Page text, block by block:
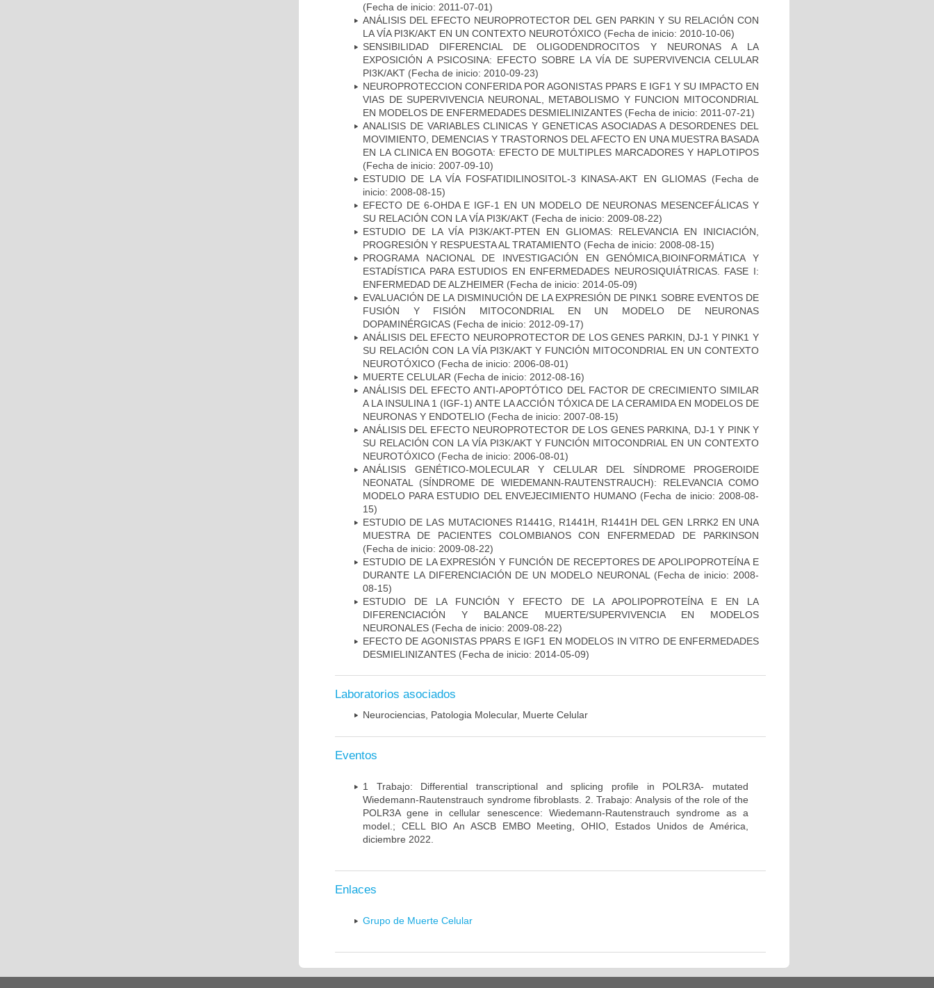
(Fecha de inicio: 2011-07-01)
ANÁLISIS DEL EFECTO NEUROPROTECTOR DEL GEN PARKIN Y SU RELACIÓN CON
LA VÍA PI3K/AKT EN UN CONTEXTO NEUROTÓXICO (Fecha de inicio: 2010-10-06)
SENSIBILIDAD DIFERENCIAL DE OLIGODENDROCITOS Y NEURONAS A LA
EXPOSICIÓN A PSICOSINA: EFECTO SOBRE LA VÍA DE SUPERVIVENCIA CELULAR
PI3K/AKT (Fecha de inicio: 2010-09-23)
NEUROPROTECCION CONFERIDA POR AGONISTAS PPARS E IGF1 Y SU IMPACTO EN
VIAS DE SUPERVIVENCIA NEURONAL, METABOLISMO Y FUNCION MITOCONDRIAL
EN MODELOS DE ENFERMEDADES DESMIELINIZANTES (Fecha de inicio: 2011-07-21)
ANALISIS DE VARIABLES CLINICAS Y GENETICAS ASOCIADAS A DESORDENES DEL
MOVIMIENTO, DEMENCIAS Y TRASTORNOS DEL AFECTO EN UNA MUESTRA BASADA
EN LA CLINICA EN BOGOTA: EFECTO DE MULTIPLES MARCADORES Y HAPLOTIPOS
(Fecha de inicio: 2007-09-10)
ESTUDIO DE LA VÍA FOSFATIDILINOSITOL-3 KINASA-AKT EN GLIOMAS (Fecha de
inicio: 2008-08-15)
EFECTO DE 6-OHDA E IGF-1 EN UN MODELO DE NEURONAS MESENCEFÁLICAS Y
SU RELACIÓN CON LA VÍA PI3K/AKT (Fecha de inicio: 2009-08-22)
ESTUDIO DE LA VÍA PI3K/AKT-PTEN EN GLIOMAS: RELEVANCIA EN INICIACIÓN,
PROGRESIÓN Y RESPUESTA AL TRATAMIENTO (Fecha de inicio: 2008-08-15)
PROGRAMA NACIONAL DE INVESTIGACIÓN EN GENÓMICA,BIOINFORMÁTICA Y
ESTADÍSTICA PARA ESTUDIOS EN ENFERMEDADES NEUROSIQUIÁTRICAS. FASE I:
ENFERMEDAD DE ALZHEIMER (Fecha de inicio: 2014-05-09)
EVALUACIÓN DE LA DISMINUCIÓN DE LA EXPRESIÓN DE PINK1 SOBRE EVENTOS DE
FUSIÓN Y FISIÓN MITOCONDRIAL EN UN MODELO DE NEURONAS
DOPAMINÉRGICAS (Fecha de inicio: 2012-09-17)
ANÁLISIS DEL EFECTO NEUROPROTECTOR DE LOS GENES PARKIN, DJ-1 Y PINK1 Y
SU RELACIÓN CON LA VÍA PI3K/AKT Y FUNCIÓN MITOCONDRIAL EN UN CONTEXTO
NEUROTÓXICO (Fecha de inicio: 2006-08-01)
MUERTE CELULAR (Fecha de inicio: 2012-08-16)
ANÁLISIS DEL EFECTO ANTI-APOPTÓTICO DEL FACTOR DE CRECIMIENTO SIMILAR
A LA INSULINA 1 (IGF-1) ANTE LA ACCIÓN TÓXICA DE LA CERAMIDA EN MODELOS DE
NEURONAS Y ENDOTELIO (Fecha de inicio: 2007-08-15)
ANÁLISIS DEL EFECTO NEUROPROTECTOR DE LOS GENES PARKINA, DJ-1 Y PINK Y
SU RELACIÓN CON LA VÍA PI3K/AKT Y FUNCIÓN MITOCONDRIAL EN UN CONTEXTO
NEUROTÓXICO (Fecha de inicio: 2006-08-01)
ANÁLISIS GENÉTICO-MOLECULAR Y CELULAR DEL SÍNDROME PROGEROIDE
NEONATAL (SÍNDROME DE WIEDEMANN-RAUTENSTRAUCH): RELEVANCIA COMO
MODELO PARA ESTUDIO DEL ENVEJECIMIENTO HUMANO (Fecha de inicio: 2008-08-
15)
ESTUDIO DE LAS MUTACIONES R1441G, R1441H, R1441H DEL GEN LRRK2 EN UNA
MUESTRA DE PACIENTES COLOMBIANOS CON ENFERMEDAD DE PARKINSON
(Fecha de inicio: 2009-08-22)
ESTUDIO DE LA EXPRESIÓN Y FUNCIÓN DE RECEPTORES DE APOLIPOPROTEÍNA E
DURANTE LA DIFERENCIACIÓN DE UN MODELO NEURONAL
(Fecha de inicio: 2008-
08-15)
ESTUDIO DE LA FUNCIÓN Y EFECTO DE LA APOLIPOPROTEÍNA E EN LA
DIFERENCIACIÓN Y BALANCE MUERTE/SUPERVIVENCIA EN MODELOS
NEURONALES (Fecha de inicio: 2009-08-22)
EFECTO DE AGONISTAS PPARS E IGF1 EN MODELOS IN VITRO DE ENFERMEDADES
DESMIELINIZANTES (Fecha de inicio: 2014-05-09)
Laboratorios asociados
Neurociencias, Patologia Molecular, Muerte Celular
Eventos
1 Trabajo: Differential transcriptional and splicing profile in POLR3A- mutated
Wiedemann-Rautenstrauch syndrome fibroblasts. 2. Trabajo: Analysis of the role of the
POLR3A gene in cellular senescence: Wiedemann-Rautenstrauch syndrome as a
model.; CELL BIO An ASCB EMBO Meeting, OHIO, Estados Unidos de América,
diciembre 2022.
Enlaces
Grupo de Muerte Celular